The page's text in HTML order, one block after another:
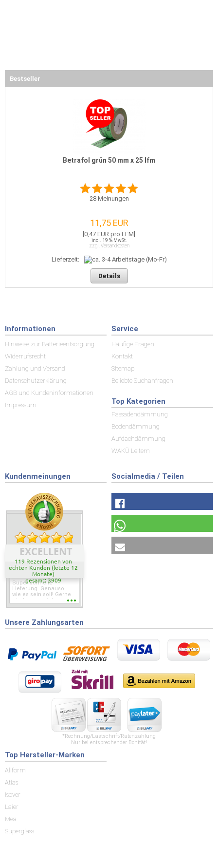
Bestseller
Betrafol grün 50 mm x 25 lfm
28Meinungen
11,75 EUR
[0,47 EUR pro LFM]
incl. 19 % MwSt.
zzgl. Versandkosten
Lieferzeit:
Details
Informationen
Hinweise zur Batterieentsorgung
Widerrufsrecht
Zahlung und Versand
Datenschutzerklärung
AGB und Kundeninformationen
Impressum
Service
Häufige Fragen
Kontakt
Sitemap
Beliebte Suchanfragen
Top Kategorien
Fassadendämmung
Bodendämmung
Aufdachdämmung
WAKÜ Leitern
Kundenmeinungen
EXCELLENT
119 Rezensionen von
echten Kunden (letzte 12
Monate)
gesamt: 3909
Super schnelle
Lieferung. Genauso
wie es sein soll! Gerne
wieder wenn ich was
Socialmedia / Teilen
Unsere Zahlungsarten
*Rechnung/Lastschrift/Ratenzahlung
Nur bei entsprechender Bonität!
Top Hersteller-Marken
Allform
Atlas
Isover
Laier
Mea
Superglass